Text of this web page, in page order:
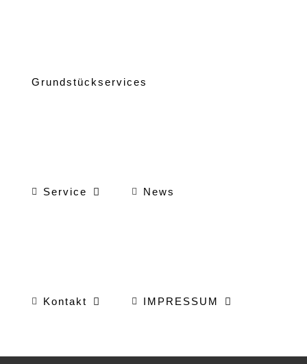
Grundstückservices
Service News
Kontakt IMPRESSUM